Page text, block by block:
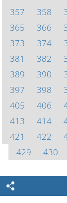
357
358
365
366
373
374
381
382
389
390
397
398
405
406
413
414
421
422
429
430